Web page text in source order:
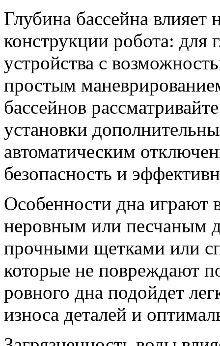
Глубина бассейна
конструкции робота: для
устройства с
простым
бассейнов
установки
автоматическим
безопасность и
Особенности дна играют
неровным или песчаным
прочными щетками или
которые не повреждают
ровного дна подойдет
износа деталей и